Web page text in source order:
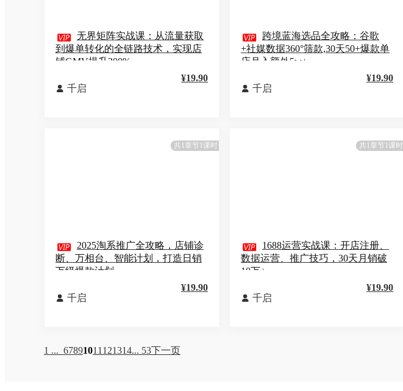
 无界矩阵实战课：从流量获取
到爆单转化的全链路技术，实现店
铺GMV提升200%
 千启
¥19.90
 跨境蓝海选品全攻略：谷歌
+社媒数据360°筛款,30天50+爆款单
店月入额外5w+
 千启
¥19.90
共1章节1课时
 2025淘系推广全攻略，店铺诊
断、万相台、智能计划，打造日销
万级爆款计划
 千启
¥19.90
共1章节1课时
 1688运营实战课：开店注册、
数据运营、推广技巧，30天月销破
10万+
 千启
¥19.90
1 ... 67891011 121314... 53下一页